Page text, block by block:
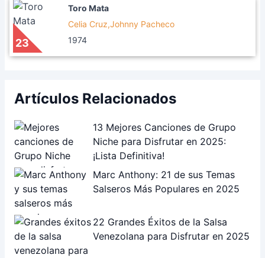
23
Toro Mata
Celia Cruz,Johnny Pacheco
1974
Artículos Relacionados
13 Mejores Canciones de Grupo
Niche para Disfrutar en 2025:
¡Lista Definitiva!
Marc Anthony: 21 de sus Temas
Salseros Más Populares en 2025
22 Grandes Éxitos de la Salsa
Venezolana para Disfrutar en 2025